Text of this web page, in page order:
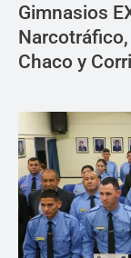
Gimnasios
Chaco y